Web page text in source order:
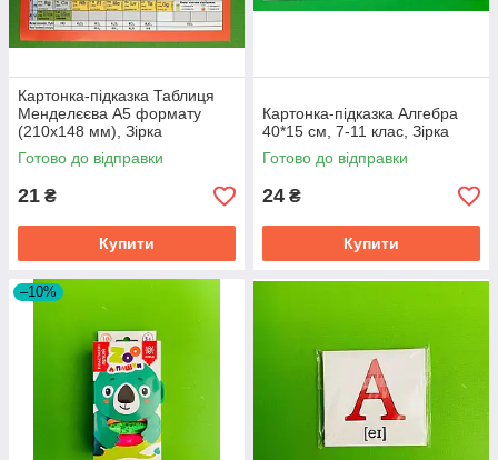
Картонка-підказка Таблиця
Менделєєва А5 формату
(210х148 мм), Зірка
Готово до відправки
21 ₴
Купити
Картонка-підказка Алгебра
40*15 см, 7-11 клас, Зірка
Готово до відправки
24 ₴
Купити
–10%